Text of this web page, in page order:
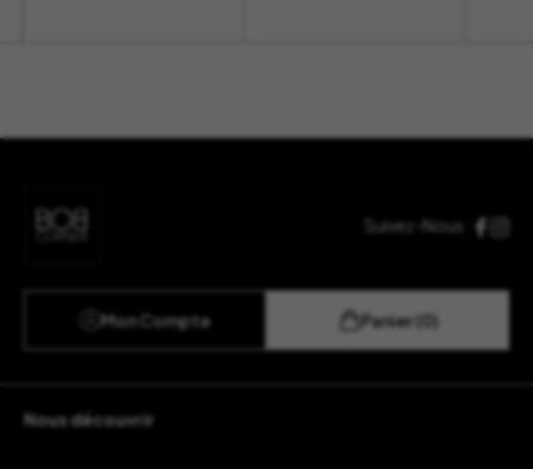
Suivez-Nous :
Mon Compte Panier (0)
Nous découvrir